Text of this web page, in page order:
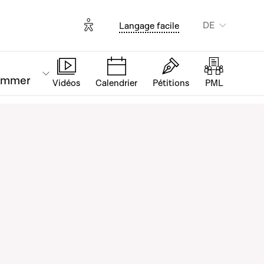
Options d'accessibilité
Langage facile DE
Vidéos Calendrier Pétitions PML